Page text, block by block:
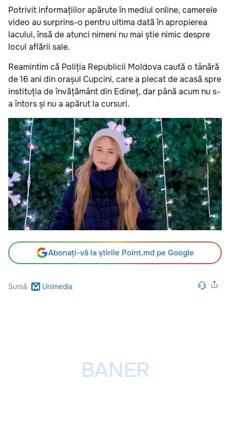
Potrivit informațiilor apărute în mediul online, camerele
video au surprins-o pentru ultima dată în apropierea
lacului, însă de atunci nimeni nu mai știe nimic despre
locul aflării sale.
Reamintim că Poliția Republicii Moldova caută o tânără
de 16 ani din orașul Cupcini, care a plecat de acasă spre
instituția de învățământ din Edineț, dar până acum nu s-
a întors și nu a apărut la cursuri.
Abonați-vă la știrile Point.md pe Google
Sursă Unimedia